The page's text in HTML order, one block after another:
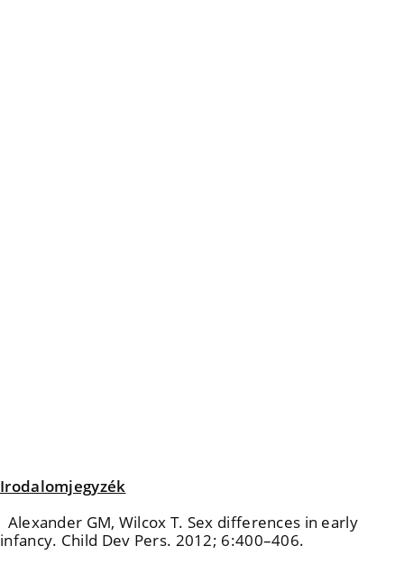
Irodalomjegyzék
Alexander GM, Wilcox T. Sex differences in early
infancy. Child Dev Pers. 2012; 6:400–406.